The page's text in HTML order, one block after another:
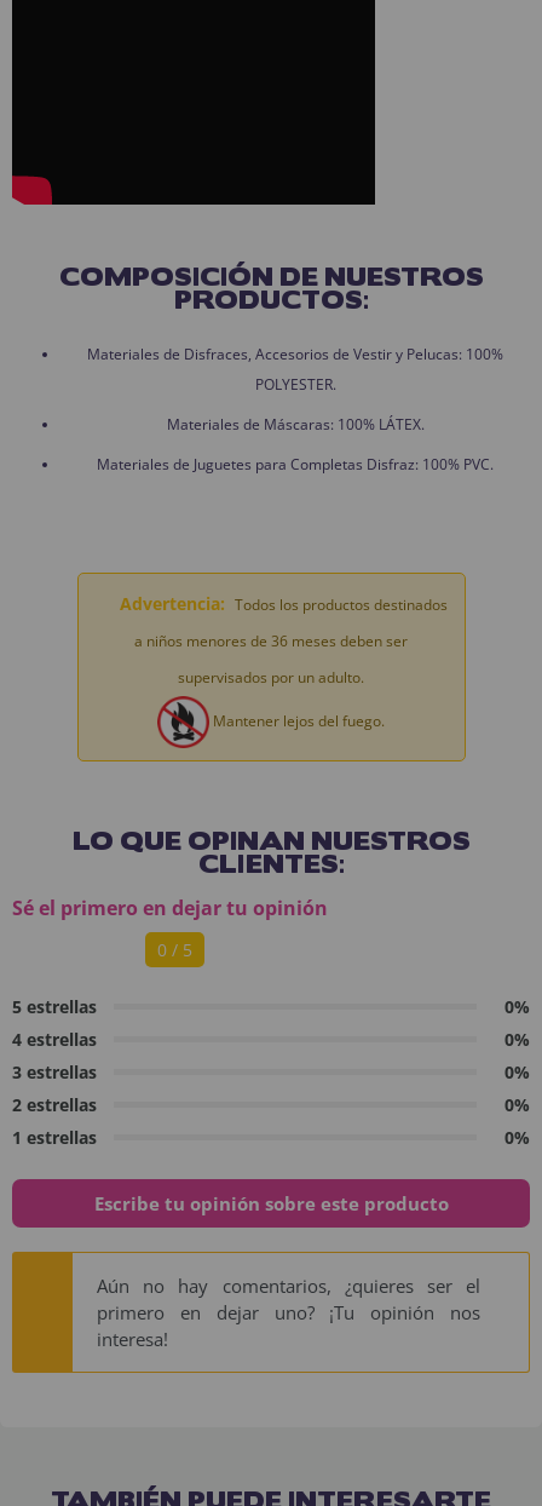
COMPOSICIÓN DE NUESTROS
PRODUCTOS:
Materiales de Disfraces, Accesorios de Vestir y Pelucas: 100%
POLYESTER.
Materiales de Máscaras: 100% LÁTEX.
Materiales de Juguetes para Completas Disfraz: 100% PVC.
Advertencia: Todos los productos destinados
a niños menores de 36 meses deben ser
supervisados por un adulto.
Mantener lejos del fuego.
LO QUE OPINAN NUESTROS
CLIENTES:
Sé el primero en dejar tu opinión
0 / 5
5 estrellas
0%
4 estrellas
0%
3 estrellas
0%
2 estrellas
0%
1 estrellas
0%
Escribe tu opinión sobre este producto
Aún no hay comentarios, ¿quieres ser el
primero en dejar uno? ¡Tu opinión nos
interesa!
TAMBIÉN PUEDE INTERESARTE